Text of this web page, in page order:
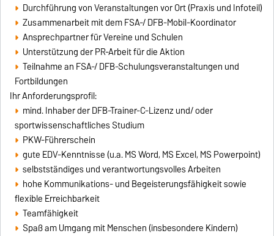
Durchführung von Veranstaltungen vor Ort (Praxis und Infoteil)
Zusammenarbeit mit dem FSA-/ DFB-Mobil-Koordinator
Ansprechpartner für Vereine und Schulen
Unterstützung der PR-Arbeit für die Aktion
Teilnahme an FSA-/ DFB-Schulungsveranstaltungen und
Fortbildungen
Ihr Anforderungsprofil:
mind. Inhaber der DFB-Trainer-C-Lizenz und/ oder
sportwissenschaftliches Studium
PKW-Führerschein
gute EDV-Kenntnisse (u.a. MS Word, MS Excel, MS Powerpoint)
selbstständiges und verantwortungsvolles Arbeiten
hohe Kommunikations- und Begeisterungsfähigkeit sowie
flexible Erreichbarkeit
Teamfähigkeit
Spaß am Umgang mit Menschen (insbesondere Kindern)